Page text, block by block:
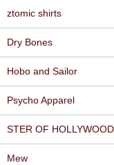
ztomic shirts
Dry Bones
Hobo and Sailor
Psycho Apparel
STER OF
Mew